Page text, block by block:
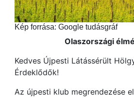
Kép forrása: Google tudásgráf
Olaszországi
Kedves Újpesti Látássérült
Érdeklődők!
Az újpesti klub megrendezése